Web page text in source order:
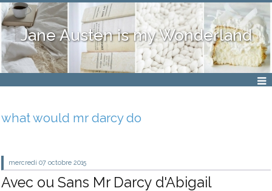
Jane Austen is my Wonderland
what would mr darcy do
mercredi 07 octobre 2015
Avec ou Sans Mr Darcy d'Abigail